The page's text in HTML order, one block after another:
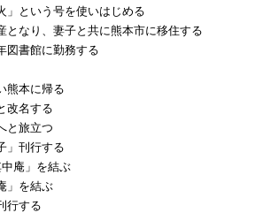
という号を使いはじめる
なり、妻子と共に熊本市に移住する
書館に勤務する
熊本に帰る
改名する
と旅立つ
」刊行する
庵」を結ぶ
」を結ぶ
行する